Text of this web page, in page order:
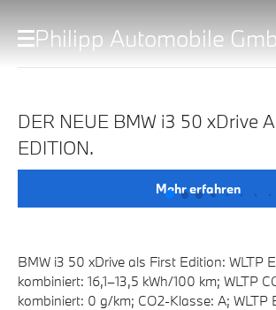
Philipp Automobile
HERZSCHLAG
DER NEUE BMW i3 50 xDrive
EDITION.
Mehr erfahren
BMW i3 50 xDrive als First Edition: WLTP
kombiniert: 16,1–13,5 kWh/100 km; WLTP
kombiniert: 0 g/km; CO2-Klasse: A; WLTP